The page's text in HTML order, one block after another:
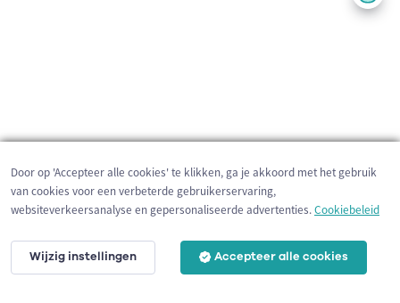
2 km
Door op 'Accepteer alle cookies' te klikken, ga je akkoord met het gebruik
van cookies voor een verbeterde gebruikerservaring,
websiteverkeersanalyse en gepersonaliseerde advertenties.Cookiebeleid
Wijzig instellingen Accepteer alle cookies